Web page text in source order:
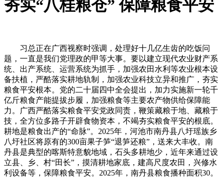
夯实“八桂粮仓” 保障粮食平安
习总正在广西视察时强调，处理好十几亿生齿的吃饭问
题，一直是我们党理政的甲等大事。要以建立现代农业财产系
统、出产系统、运营系统为抓手，加强农田水利等农业根本设
备扶植，严酷落实耕地轨制，加强农业科技立异和推广，夯实
粮食平安根本。党的二十届四中全会提出，加力实施新一轮千
亿斤粮食产能提拔步履，加强粮食等主要农产物供给保障能
力。广西严酷落实粮食平安党政同责，鞭策藏粮于地、藏粮于
技，全方位多路子开辟食物资本，不竭夯实粮食平安的根底。
耕地是粮食出产的“命脉”。2025年，河池市南丹县八圩瑶族乡
八圩社区将原有的300亩果子笋“退笋还粮”，送来大丰收。南
丹县是典型的喀斯特意貌地域，石头多耕地少，近年来通过设
立县、乡、村“田长”，摸清耕地家底，建高尺度农田，兴修水
利设备等，保障粮食平安。2025年，南丹县粮食播种面积30。